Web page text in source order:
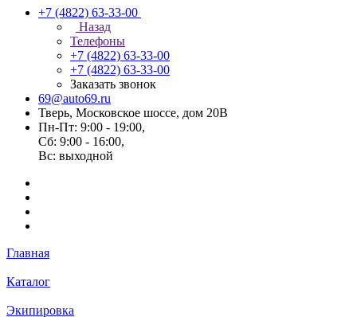
+7 (4822) 63-33-00
Назад
Телефоны
+7 (4822) 63-33-00
+7 (4822) 63-33-00
Заказать звонок
69@auto69.ru
Тверь, Московское шоссе, дом 20В
Пн-Пт: 9:00 - 19:00,
Сб: 9:00 - 16:00,
Вс: выходной
Главная
Каталог
Экипировка